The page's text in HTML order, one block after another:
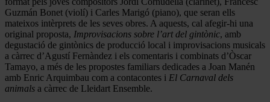
Guzmán Bonet (violí) i Carles Marigó (piano), que seran ells
mateixos intèrprets de les seves obres. A aquests, cal afegir-hi una
original proposta, Improvisacions sobre l’art del gintònic, amb
degustació de gintònics de producció local i improvisacions musicals
a càrrec d’Agustí Fernàndez i els comentaris i combinats d’Òscar
Tamayo, a més de les propostes familiars dedicades a Joan Manén
amb Enric Arquimbau com a contacontes i El Carnaval dels
animals a càrrec de Lleidart Ensemble.